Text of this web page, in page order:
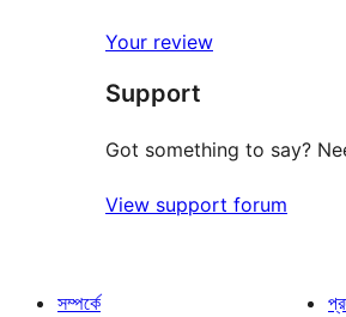
Your review
Support
Got something to say?
View support forum
সম্পর্কে